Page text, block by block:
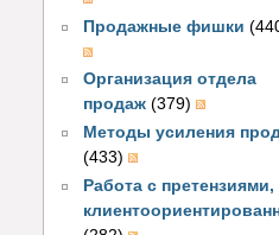
Продажные фишки
Организация отдела
продаж (379)
Методы усиления
(433)
Работа с претензиями,